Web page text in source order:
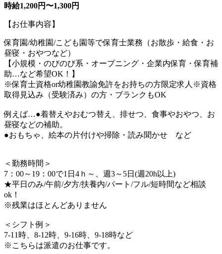
時給1,200円〜1,300円
【お仕事内容】
保育園/幼稚園/こども園等で保育士業務（お散歩・給食・お
昼寝・おやつなど）
【小規模・のびのび系・オープニング・企業内保育・保育補
助…など希望OK！】
※保育士資格or幼稚園教諭免許をお持ちの方限定求人※資格
取得見込み（受験済み）の方・ブランクもOK
例えば…●着替えやおむつ替え、排せつ、食事やおやつ、お
昼寝などの補助。
●おもちゃ、絵本の片付けや掃除・読み聞かせ など
＜勤務時間＞
7：00～19：00で1日4ｈ～、週3～5日(週20h以上)
★平日のみ/午前/夕方/扶養内/パート/フル/短時間など相談
ok！
※残業はほとんどありません
＜シフト例＞
7-11時、8-12時、9-16時、9-18時など
※こちらは派遣のお仕事です。